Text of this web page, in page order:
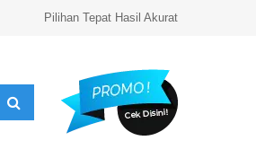
Pilihan Tepat Hasil Akurat